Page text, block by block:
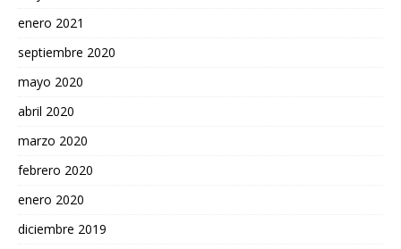
enero 2021
septiembre 2020
mayo 2020
abril 2020
marzo 2020
febrero 2020
enero 2020
diciembre 2019